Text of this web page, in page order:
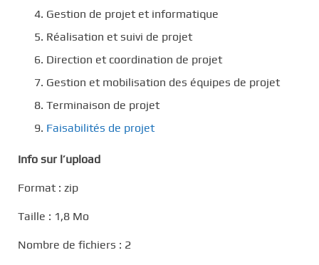
Gestion de projet et informatique
Réalisation et suivi de projet
Direction et coordination de projet
Gestion et mobilisation des équipes de projet
Terminaison de projet
Faisabilités de projet
Info sur l’upload
Format : zip
Taille : 1,8 Mo
Nombre de fichiers : 2